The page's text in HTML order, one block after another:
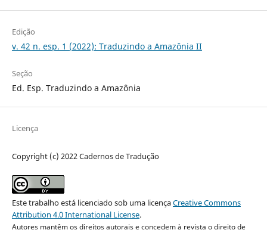
Edição
v. 42 n. esp. 1 (2022): Traduzindo a Amazônia II
Seção
Ed. Esp. Traduzindo a Amazônia
Licença
Copyright (c) 2022 Cadernos de Tradução
Este trabalho está licenciado sob uma licençaCreative Commons
Attribution 4.0 International License.
Autores mantêm os direitos autorais e concedem à revista o direito de